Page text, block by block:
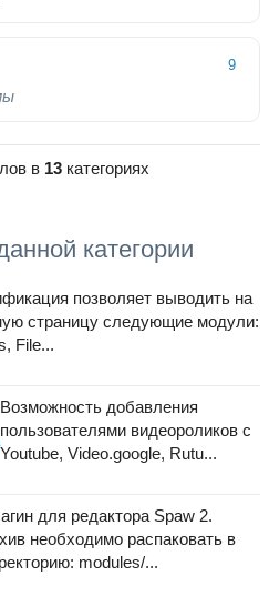
9
в 13 категориях
категории
позволяет выводить на
страницу следующие модули:
File...
Возможность добавления
пользователями видеороликов с
Youtube, Video.google, Rutu...
для редактора Spaw 2.
необходимо распаковать в
modules/...